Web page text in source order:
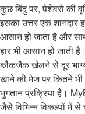
कुछ बिंदु पर, पेशेवरों की
इसका उत्तर एक
आसान हो जाता है और
हार भी आसान हो जाती
ब्लैकजैक खेलने से दूर
खाने की मेज पर कितने भी
भुगतान प्रक्रिया है।
जैसे विभिन्न विकल्पों में